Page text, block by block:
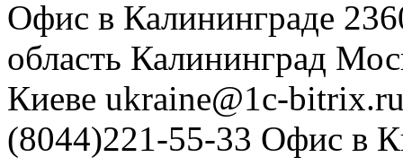
Офис в Калининграде
область Калининград
Киеве ukraine@1c-
(8044)221-55-33 Офис в